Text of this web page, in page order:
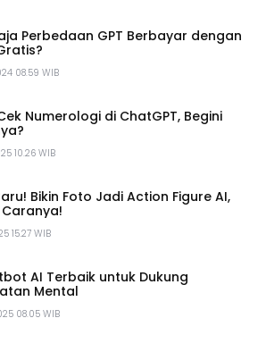
08.59 WIB
Perbedaan GPT Berbayar dengan
10.26 WIB
Numerologi di ChatGPT, Begini
15.27 WIB
Bikin Foto Jadi Action Figure AI,
Caranya!
08.05 WIB
AI Terbaik untuk Dukung
Mental